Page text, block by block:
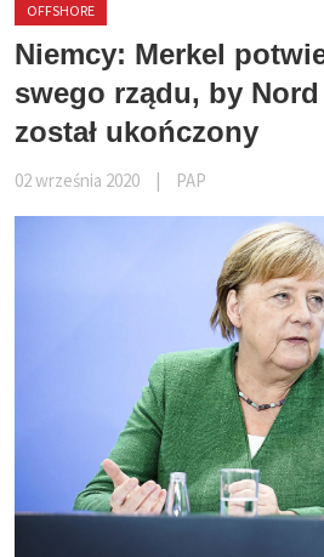
OFFSHORE
Niemcy: Merkel
swego rządu, by
został ukończony
02 września 2020 PAP